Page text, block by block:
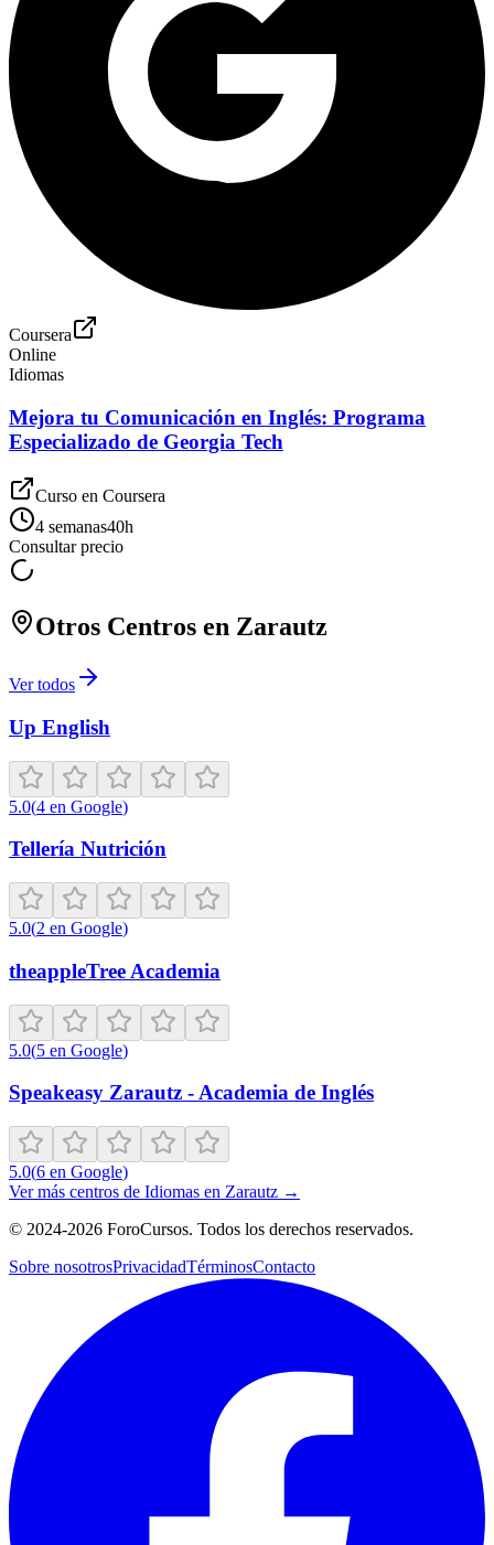
Coursera
Online
Idiomas
Mejora tu Comunicación en Inglés: Programa
Especializado de Georgia Tech
Curso en Coursera
4 semanas40h
Consultar precio
Otros Centros en Zarautz
Ver todos
Up English
5.0(4 en Google)
Tellería Nutrición
5.0(2 en Google)
theappleTree Academia
5.0(5 en Google)
Speakeasy Zarautz - Academia de Inglés
5.0(6 en Google)
Ver más centros de Idiomas en Zarautz →
© 2024-2026 ForoCursos. Todos los derechos reservados.
Sobre nosotrosPrivacidadTérminosContacto